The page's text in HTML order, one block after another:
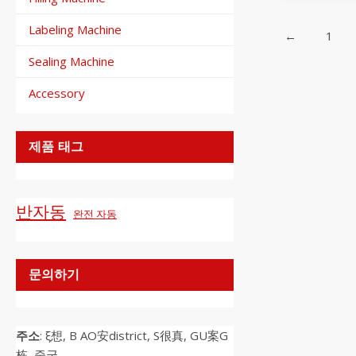
← 1
Labeling Machine
Sealing Machine
Accessory
제품 태그
반자동 완전 자동
문의하기
주소: ξ想, B AO安district, S很真, GU案G